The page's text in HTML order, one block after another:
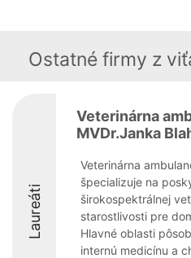
Ostatné firmy z
Laureáti
Veterinárna
MVDr.Janka
Veterinárna
špecializuje na
širokospektrálnej
starostlivosti pre
Hlavné oblasti
internú medicínu a